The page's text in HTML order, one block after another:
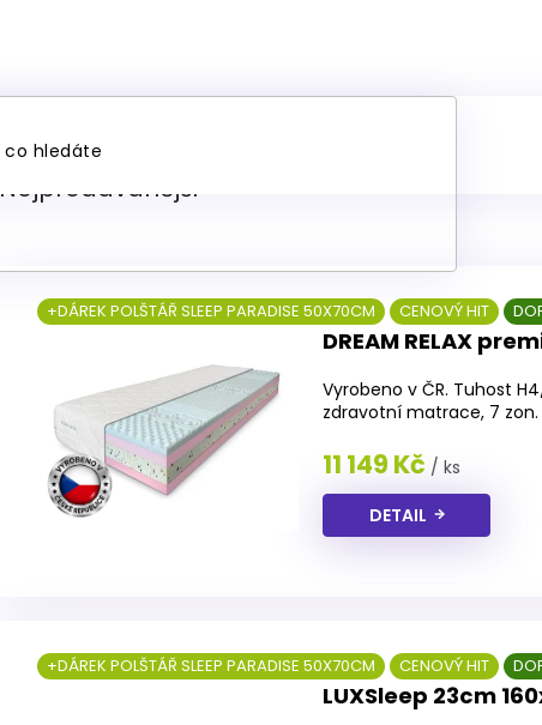
Matrace ze studené pěny
Nejprodávanější
DREAM RELAX
+DÁREK POLŠTÁŘ SLEEP PARADISE 50X70CM CENOVÝ HIT
Vyrobeno v ČR. Tuhost
zdravotní matrace, 7 zon.
11 149 Kč / ks
DETAIL
LUXSleep 23cm
+DÁREK POLŠTÁŘ SLEEP PARADISE 50X70CM CENOVÝ HIT